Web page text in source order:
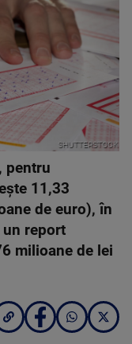
SHUTTERSTOCK
pentru
11,33
de euro), în
report
milioane de lei